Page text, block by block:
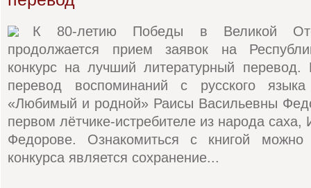
К 80-летию Победы в Великой
продолжается прием заявок на
конкурс на лучший литературный перевод.
перевод воспоминаний с русского
«Любимый и родной» Раисы Васильевны
первом лётчике-истребителе из народа
Федорове. Ознакомиться с книгой
конкурса является сохранение...